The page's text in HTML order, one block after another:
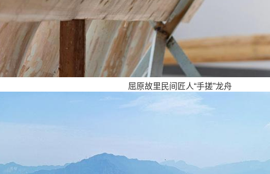
屈原故里民间匠人“手搓”龙舟